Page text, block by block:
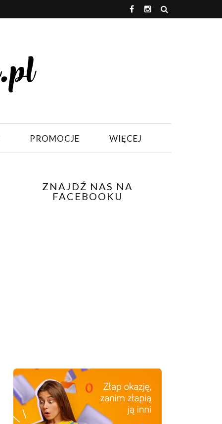
PROMOCJE WIĘCEJ
ZNAJDŹ NAS NA
FACEBOOKU